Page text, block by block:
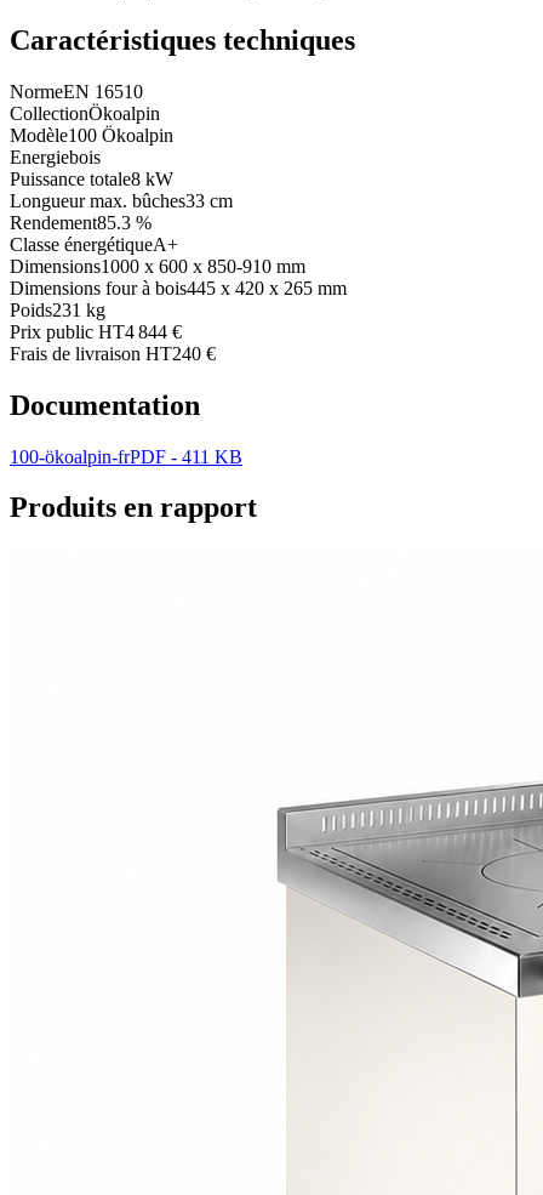
Caractéristiques techniques
NormeEN 16510
CollectionÖkoalpin
Modèle100 Ökoalpin
Energiebois
Puissance totale8 kW
Longueur max. bûches33 cm
Rendement85.3 %
Classe énergétiqueA+
Dimensions1000 x 600 x 850-910 mm
Dimensions four à bois445 x 420 x 265 mm
Poids231 kg
Prix public HT4 844 €
Frais de livraison HT240 €
Documentation
100-ökoalpin-frPDF - 411 KB
Produits en rapport